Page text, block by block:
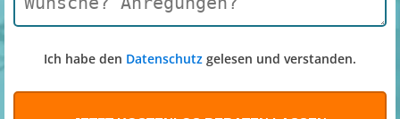
Ich habe den Datenschutz gelesen und verstanden.